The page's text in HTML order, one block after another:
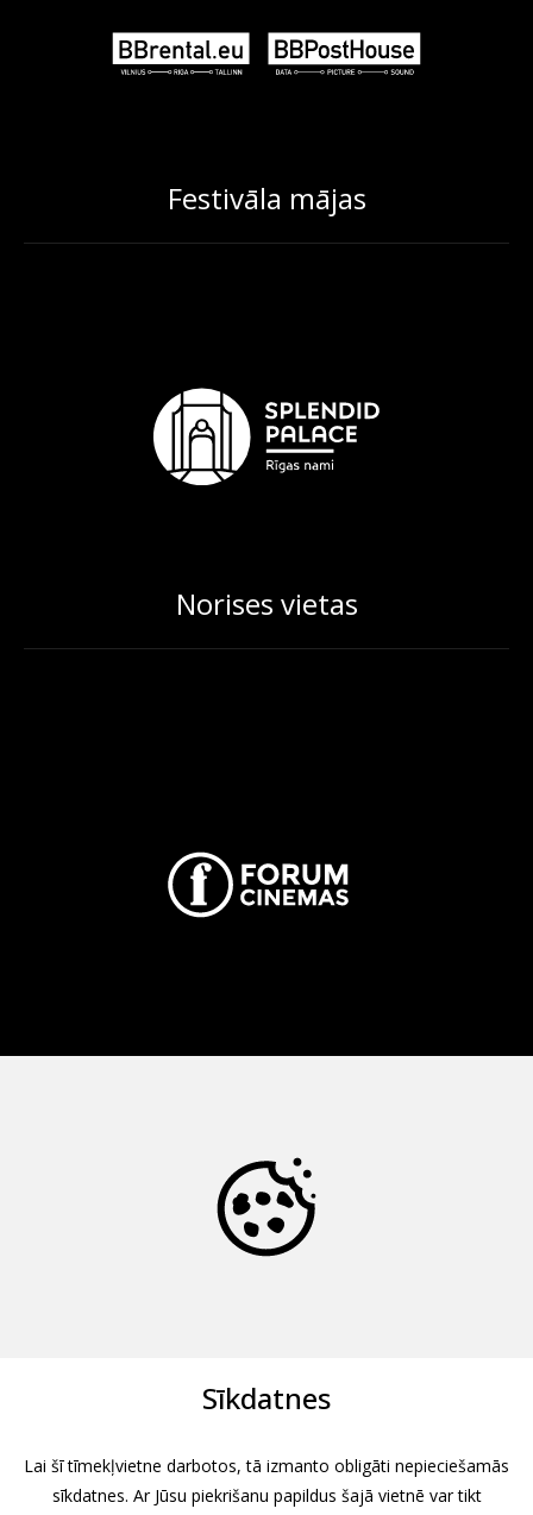
Festivāla mājas
Norises vietas
Sīkdatnes
Lai šī tīmekļvietne darbotos, tā izmanto obligāti nepieciešamās
sīkdatnes. Ar Jūsu piekrišanu papildus šajā vietnē var tikt